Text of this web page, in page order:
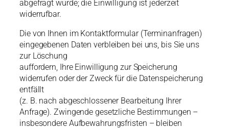
abgefragt wurde; die Einwilligung ist jederzeit
widerrufbar.
Die von Ihnen im Kontaktformular (Terminanfragen)
eingegebenen Daten verbleiben bei uns, bis Sie uns
zur Löschung
auffordern, Ihre Einwilligung zur Speicherung
widerrufen oder der Zweck für die Datenspeicherung
entfällt
(z. B. nach abgeschlossener Bearbeitung Ihrer
Anfrage). Zwingende gesetzliche Bestimmungen –
insbesondere Aufbewahrungsfristen – bleiben